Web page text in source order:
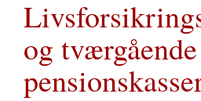
og tværgående